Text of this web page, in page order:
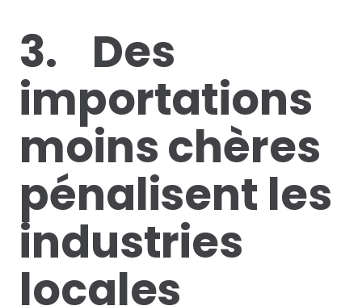
3. Des
importations
moins chères
pénalisent les
industries
locales